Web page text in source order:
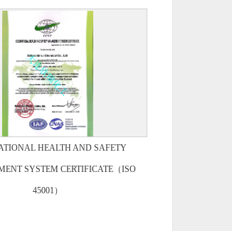
HEALTH AND SAFETY
SYSTEM CERTIFICATE（ISO
45001）